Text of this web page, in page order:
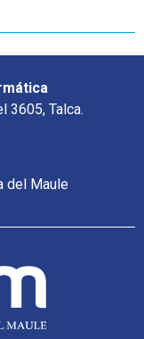
3605, Talca.
del Maule